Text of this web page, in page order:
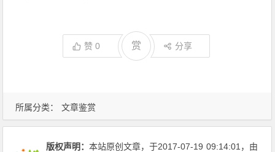
所属分类： 文章鉴赏
赞0 赏 分享
版权声明：本站原创文章，于2017-07-19 09:14:01 ，由